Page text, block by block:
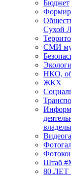
Бюджет
Сухой
СМИ
НКО,
ЖКХ
Штаб
80